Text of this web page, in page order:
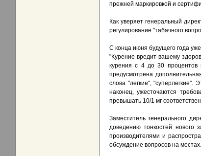
прежней маркировкой и
Как уверяет генеральный
регулирование "табачного
C конца июня будущего года
"Курение вредит вашему
курения с 4 до 30 процентов
предусмотрена
слова "легкие",
наконец, ужесточаются
превышать 10/1 мг
Заместитель генерального
доведению тонкостей нового
производителями и
обсуждение вопросов на местах.